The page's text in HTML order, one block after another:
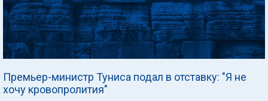
Премьер-министр Туниса подал в отставку: "Я не
хочу кровопролития"